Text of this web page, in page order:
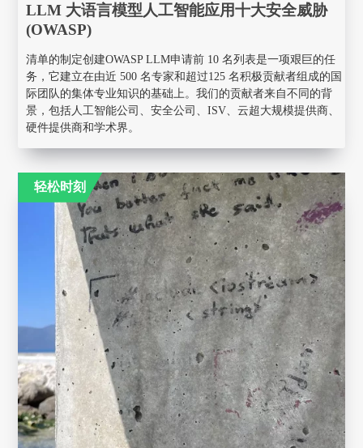
LLM 大语言模型人工智能应用十大安全威胁
(OWASP)
清单的制定创建OWASP LLM申请前 10 名列表是一项艰巨的任
务，它建立在由近 500 名专家和超过125 名积极贡献者组成的国
际团队的集体专业知识的基础上。我们的贡献者来自不同的背
景，包括人工智能公司、安全公司、ISV、云超大规模提供商、
硬件提供商和学术界。